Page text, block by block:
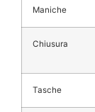
Maniche
Chiusura
Tasche